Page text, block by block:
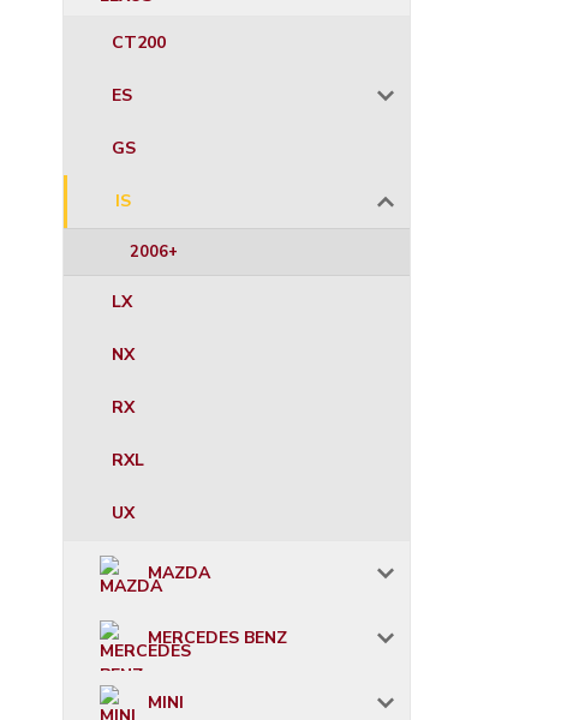
CT200
ES
GS
IS
2006+
LX
NX
RX
RXL
UX
MAZDA
MERCEDES BENZ
MINI